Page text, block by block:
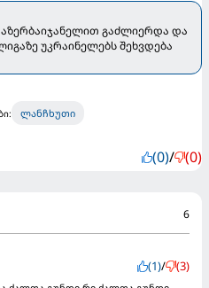
გაძლიერდა და
უკრაინელებს შეხვდება
ლანჩხუთი
(0)/ (0)
6
(1)/ (3)